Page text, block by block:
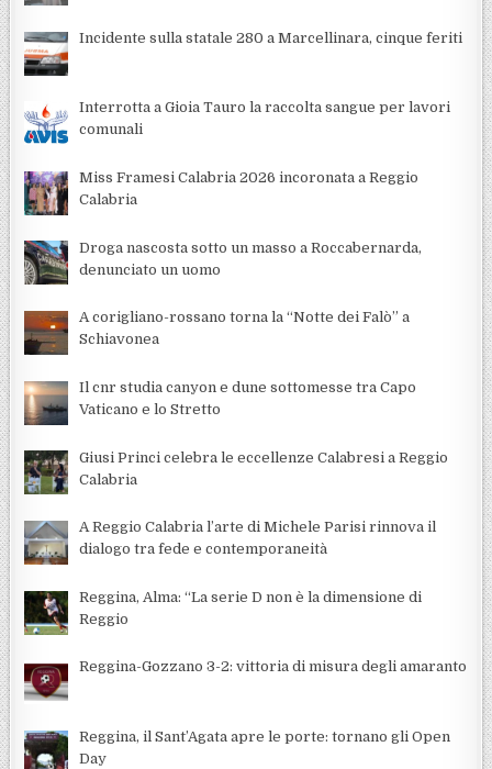
Incidente sulla statale 280 a Marcellinara, cinque feriti
Interrotta a Gioia Tauro la raccolta sangue per lavori
comunali
Miss Framesi Calabria 2026 incoronata a Reggio
Calabria
Droga nascosta sotto un masso a Roccabernarda,
denunciato un uomo
A corigliano-rossano torna la “Notte dei Falò” a
Schiavonea
Il cnr studia canyon e dune sottomesse tra Capo
Vaticano e lo Stretto
Giusi Princi celebra le eccellenze Calabresi a Reggio
Calabria
A Reggio Calabria l’arte di Michele Parisi rinnova il
dialogo tra fede e contemporaneità
Reggina, Alma: “La serie D non è la dimensione di
Reggio
Reggina-Gozzano 3-2: vittoria di misura degli amaranto
Reggina, il Sant’Agata apre le porte: tornano gli Open
Day